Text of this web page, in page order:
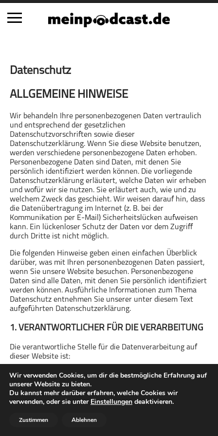
Alle Podcasts
Automobil
Business
Comedy
Essen & Trinken
Familie & Elternschaft
Fiktion
Freizeit
Geschichte
Gesellschaft
Gesellschaft & Kultur
Haustiere
Heim & Garten
Hobbys & Interessen
Immobilien
Kinder & Familie
Kunst & Unterhaltung
Musik
Nachrichten
Persönliche Finanzen
Politik & Regierung
Datenschutz
ALLGEMEINE HINWEISE
Wir behandeln Ihre personenbezogenen Daten vertraulich
und entsprechend der gesetzlichen
Datenschutzvorschriften sowie dieser
Datenschutzerklärung. Wenn Sie diese Website benutzen,
werden verschiedene personenbezogene Daten erhoben.
Personenbezogene Daten sind Daten, mit denen Sie
persönlich identifiziert werden können. Die vorliegende
Datenschutzerklärung erläutert, welche Daten wir erheben
und wofür wir sie nutzen. Sie erläutert auch, wie und zu
welchem Zweck das geschieht. Wir weisen darauf hin, dass
die Datenübertragung im Internet (z. B. bei der
Kommunikation per E-Mail) Sicherheitslücken aufweisen
kann. Ein lückenloser Schutz der Daten vor dem Zugriff
durch Dritte ist nicht möglich.
Die folgenden Hinweise geben einen einfachen Überblick
darüber, was mit Ihren personenbezogenen Daten passiert,
wenn Sie unsere Website besuchen. Personenbezogene
Daten sind alle Daten, mit denen Sie persönlich identifiziert
werden können. Ausführliche Informationen zum Thema
Datenschutz entnehmen Sie unserer unter diesem Text
aufgeführten Datenschutzerklärung.
1. VERANTWORTLICHER FÜR DIE VERARBEITUNG
Die verantwortliche Stelle für die Datenverarbeitung auf
dieser Website ist:
mein sportradio de GmbH & Co. KG
Neuhainholz 14
14476 Potsdam
Telefon: +49 (0) 331 / 29 85 0-11
Wir verwenden Cookies, um dir die bestmögliche Erfahrung auf
unserer Website zu bieten.
Du kannst mehr darüber erfahren, welche Cookies wir
verwenden, oder sie unter Einstellungen deaktivieren.
Zustimmen Ablehnen